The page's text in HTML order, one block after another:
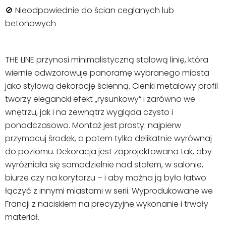
🚫 Nieodpowiednie do ścian ceglanych lub
betonowych
THE LINE przynosi minimalistyczną stalową linię, która
wiernie odwzorowuje panoramę wybranego miasta
jako stylową dekorację ścienną. Cienki metalowy profil
tworzy elegancki efekt „rysunkowy” i zarówno we
wnętrzu, jak i na zewnątrz wygląda czysto i
ponadczasowo. Montaż jest prosty: najpierw
przymocuj środek, a potem tylko delikatnie wyrównaj
do poziomu. Dekoracja jest zaprojektowana tak, aby
wyróżniała się samodzielnie nad stołem, w salonie,
biurze czy na korytarzu – i aby można ją było łatwo
łączyć z innymi miastami w serii. Wyprodukowane we
Francji z naciskiem na precyzyjne wykonanie i trwały
materiał.